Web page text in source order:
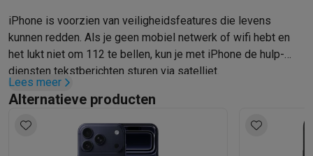
iPhone is voorzien van veiligheids­features die levens
kunnen redden. Als je geen mobiel netwerk of wifi hebt en
het lukt niet om 112 te bellen, kun je met iPhone de hulp­
diensten tekst­berichten sturen via satelliet.
Lees meer
Alternatieve producten